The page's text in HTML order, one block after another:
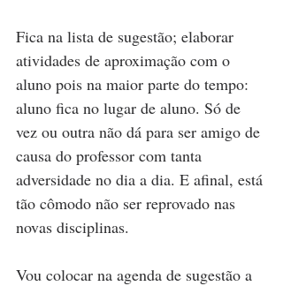
Fica na lista de sugestão; elaborar
atividades de aproximação com o
aluno pois na maior parte do tempo:
aluno fica no lugar de aluno. Só de
vez ou outra não dá para ser amigo de
causa do professor com tanta
adversidade no dia a dia. E afinal, está
tão cômodo não ser reprovado nas
novas disciplinas.
Vou colocar na agenda de sugestão a